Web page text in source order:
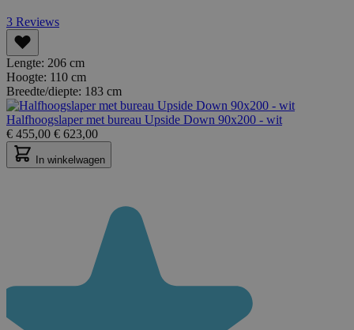
3 Reviews
Lengte: 206 cm
Hoogte: 110 cm
Breedte/diepte: 183 cm
Halfhoogslaper met bureau Upside Down 90x200 - wit
€ 455,00 € 623,00
In winkelwagen